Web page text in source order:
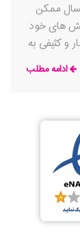
ممکن
های خود
و کثیفی به
تنها عمر
جلسه
ادامه مطلب